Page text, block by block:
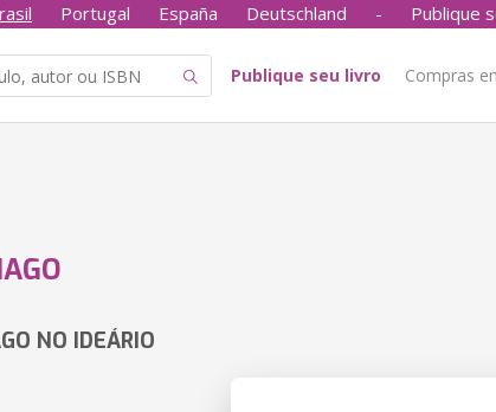
Portugal España Deutschland - Publique
Publique seu livro Compras
NO IDEÁRIO